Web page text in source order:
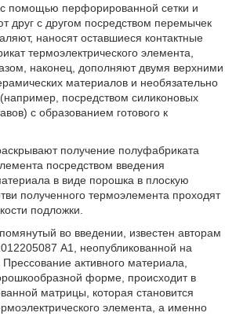
помощью перфорированной сетки и
друг с другом посредством перемычек
наносят оставшиеся контактные
термоэлектрического элемента,
наконец, дополняют двумя верхними
материалов и необязательно
посредством силиконовых
с образованием готового к
получение полуфабриката
посредством введения
в виде порошка в плоскую
полученного термоэлемента проходят
подложки.
во введении, известен авторам
A1, неопубликованной на
активного материала,
форме, происходит в
матрицы, которая становится
элемента, а именно